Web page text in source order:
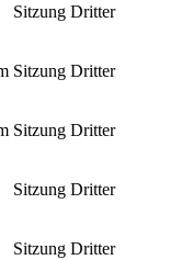
Sitzung Dritter
Sitzung Dritter
Sitzung Dritter
Sitzung Dritter
Sitzung Dritter